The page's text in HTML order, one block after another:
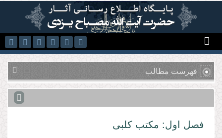
رفتن به محتوای اصلی
فهرست مطالب
فصل اول: مكتب كلبی